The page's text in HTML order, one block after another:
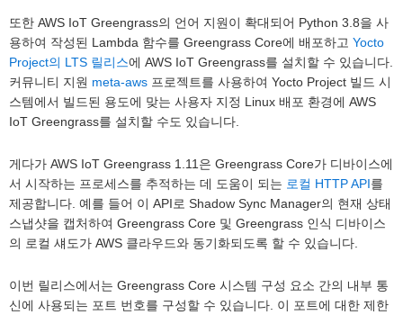
또한 AWS IoT Greengrass의 언어 지원이 확대되어 Python 3.8을 사
용하여 작성된 Lambda 함수를 Greengrass Core에 배포하고 Yocto
Project의 LTS 릴리스에 AWS IoT Greengrass를 설치할 수 있습니다.
커뮤니티 지원 meta-aws 프로젝트를 사용하여 Yocto Project 빌드 시
스템에서 빌드된 용도에 맞는 사용자 지정 Linux 배포 환경에 AWS
IoT Greengrass를 설치할 수도 있습니다.
게다가 AWS IoT Greengrass 1.11은 Greengrass Core가 디바이스에
서 시작하는 프로세스를 추적하는 데 도움이 되는 로컬 HTTP API를
제공합니다. 예를 들어 이 API로 Shadow Sync Manager의 현재 상태
스냅샷을 캡처하여 Greengrass Core 및 Greengrass 인식 디바이스
의 로컬 섀도가 AWS 클라우드와 동기화되도록 할 수 있습니다.
이번 릴리스에서는 Greengrass Core 시스템 구성 요소 간의 내부 통
신에 사용되는 포트 번호를 구성할 수 있습니다. 이 포트에 대한 제한